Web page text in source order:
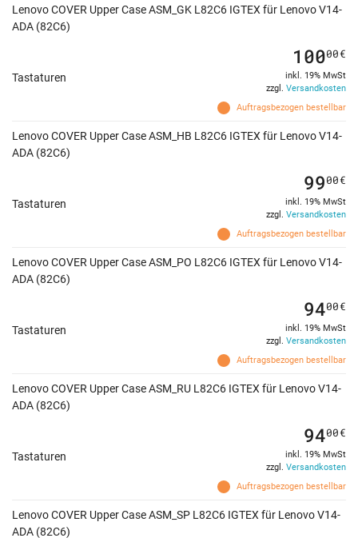
Lenovo COVER Upper Case ASM_GK L82C6 IGTEX für Lenovo V14-
ADA (82C6)
Tastaturen
Auftragsbezogen bestellbar
10000€
inkl. 19% MwSt
zzgl. Versandkosten
Lenovo COVER Upper Case ASM_HB L82C6 IGTEX für Lenovo V14-
ADA (82C6)
Tastaturen
Auftragsbezogen bestellbar
9900€
inkl. 19% MwSt
zzgl. Versandkosten
Lenovo COVER Upper Case ASM_PO L82C6 IGTEX für Lenovo V14-
ADA (82C6)
Tastaturen
Auftragsbezogen bestellbar
9400€
inkl. 19% MwSt
zzgl. Versandkosten
Lenovo COVER Upper Case ASM_RU L82C6 IGTEX für Lenovo V14-
ADA (82C6)
Tastaturen
Auftragsbezogen bestellbar
9400€
inkl. 19% MwSt
zzgl. Versandkosten
Lenovo COVER Upper Case ASM_SP L82C6 IGTEX für Lenovo V14-
ADA (82C6)